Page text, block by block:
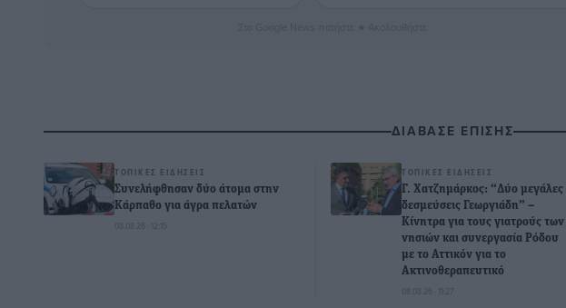
ΔΙΑΒΑΣΕ ΕΠΙΣΗΣ
ΤΟΠΙΚΈΣ ΕΙΔΉΣΕΙΣ
Συνελήφθησαν δύο άτομα στην
Κάρπαθο για άγρα πελατών
08.08.26 · 12:15
ΤΟΠΙΚΈΣ ΕΙΔΉΣΕΙΣ
Γ. Χατζημάρκος: “Δύο μεγάλες
δεσμεύσεις Γεωργιάδη” –
Κίνητρα για τους γιατρούς των
νησιών και συνεργασία Ρόδου
με το Αττικόν για το
Ακτινοθεραπευτικό
08.08.26 · 11:27